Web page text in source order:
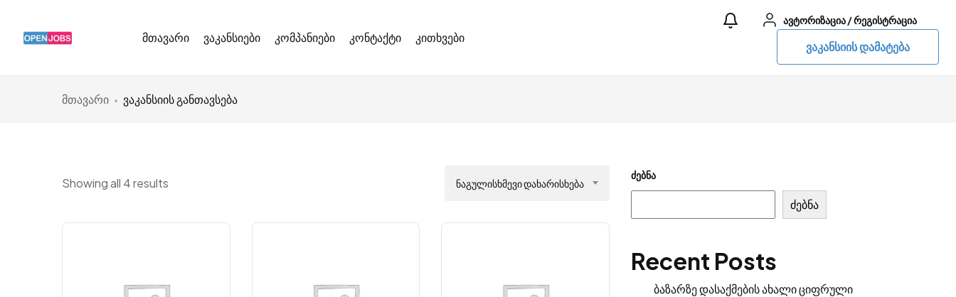
მთავარი ვაკანსიები კომპანიები კონტაქტი კითხვები
ავტორიზაცია/რეგისტრაცია
ვაკანსიის დამატება
მთავარი ვაკანსიის განთავსება
Showing all 4 results Ნაგულისხმევი Დახარისხება
ძებნა
ძებნა
Recent Posts
ბაზარზე დასაქმების ახალი ციფრული